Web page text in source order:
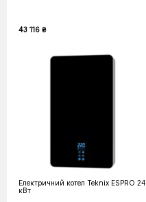
43 116 ₴
Електричний котел Teknix ESPRO 24
кВт